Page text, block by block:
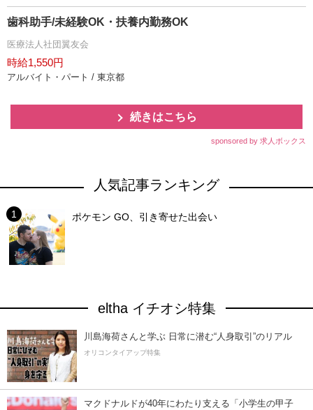
歯科助手/未経験OK・扶養内勤務OK
医療法人社団翼友会
時給1,550円
アルバイト・パート / 東京都
続きはこちら
sponsored by 求人ボックス
人気記事ランキング
ポケモン GO、引き寄せた出会い
eltha イチオシ特集
川島海荷さんと学ぶ 日常に潜む“人身取引”のリアル
オリコンタイアップ特集
マクドナルドが40年にわたり支える「小学生の甲子